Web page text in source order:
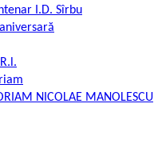
I.D. Sîrbu
NICOLAE MANOLESCU